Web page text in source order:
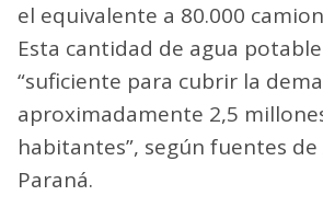
el equivalente a 80.000
Esta cantidad de agua
“suficiente para cubrir la
aproximadamente 2,5
habitantes”, según fuentes de
Paraná.